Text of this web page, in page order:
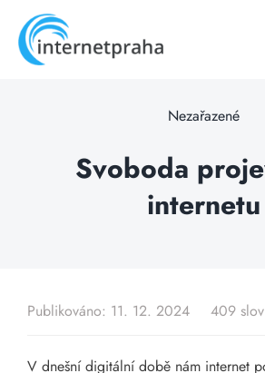
content
Balíčky
Nezařazené
Svoboda
internetu
Publikováno: 11. 12. 2024 409 slov
V dnešní digitální době nám internet